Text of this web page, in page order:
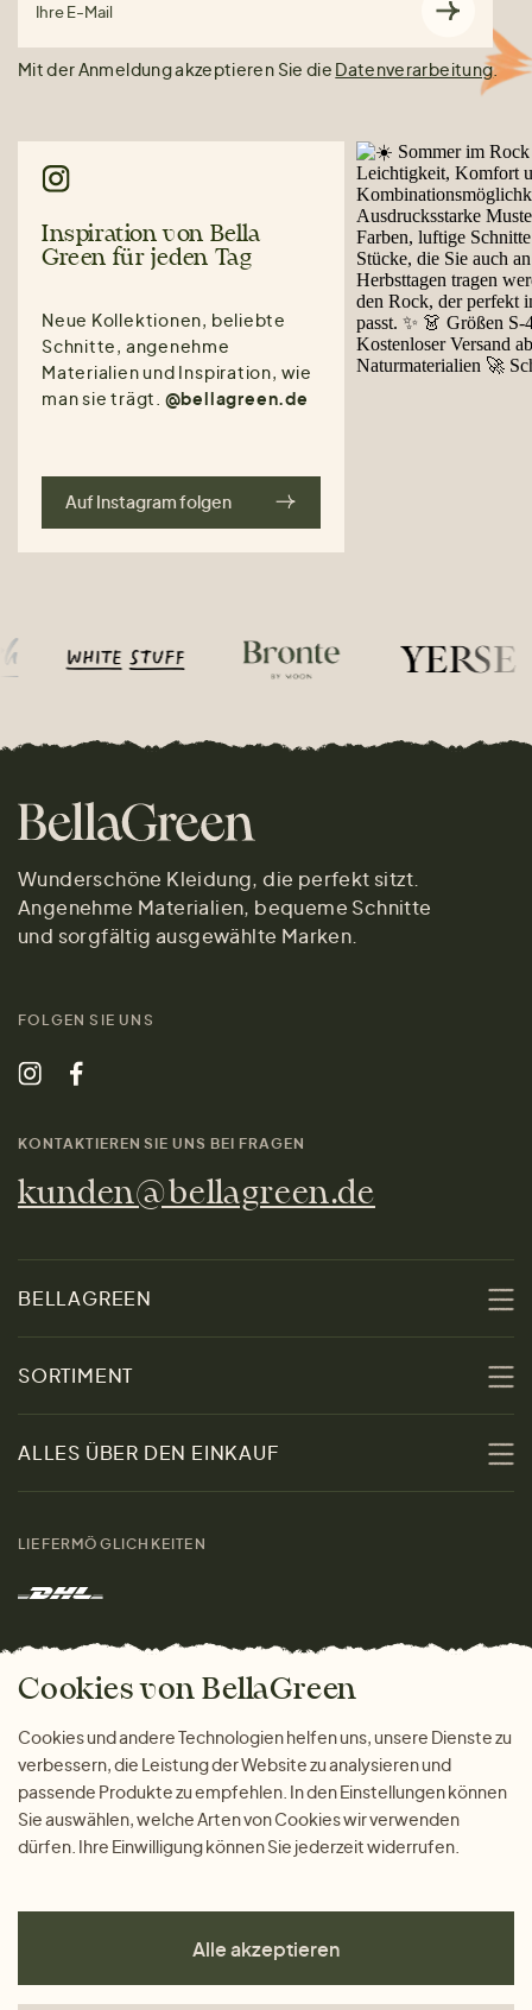
Ihre E-Mail
Mit der Anmeldung akzeptieren Sie die Datenverarbeitung.
Inspiration von Bella
Green für jeden Tag
Neue Kollektionen, beliebte
Schnitte, angenehme
Materialien und Inspiration, wie
man sie trägt. @bellagreen.de
Auf Instagram folgen
Wunderschöne Kleidung, die perfekt sitzt.
Angenehme Materialien, bequeme Schnitte
und sorgfältig ausgewählte Marken.
FOLGEN SIE UNS
KONTAKTIEREN SIE UNS BEI FRAGEN
kunden@bellagreen.de
BELLAGREEN
Nachhaltigkeit
Kontakt
Marken
Das freundliche Magazin
SORTIMENT
Damen
Herren
Geschenke
ALLES ÜBER DEN EINKAUF
Warum bei uns einkaufen
LIEFERMÖGLICHKEITEN
ZAHLUNGSMÖGLICHKEITEN
Cookies von BellaGreen
Cookies und andere Technologien helfen uns, unsere Dienste zu
verbessern, die Leistung der Website zu analysieren und
passende Produkte zu empfehlen. In den Einstellungen können
Sie auswählen, welche Arten von Cookies wir verwenden
dürfen. Ihre Einwilligung können Sie jederzeit widerrufen.
Alle akzeptieren